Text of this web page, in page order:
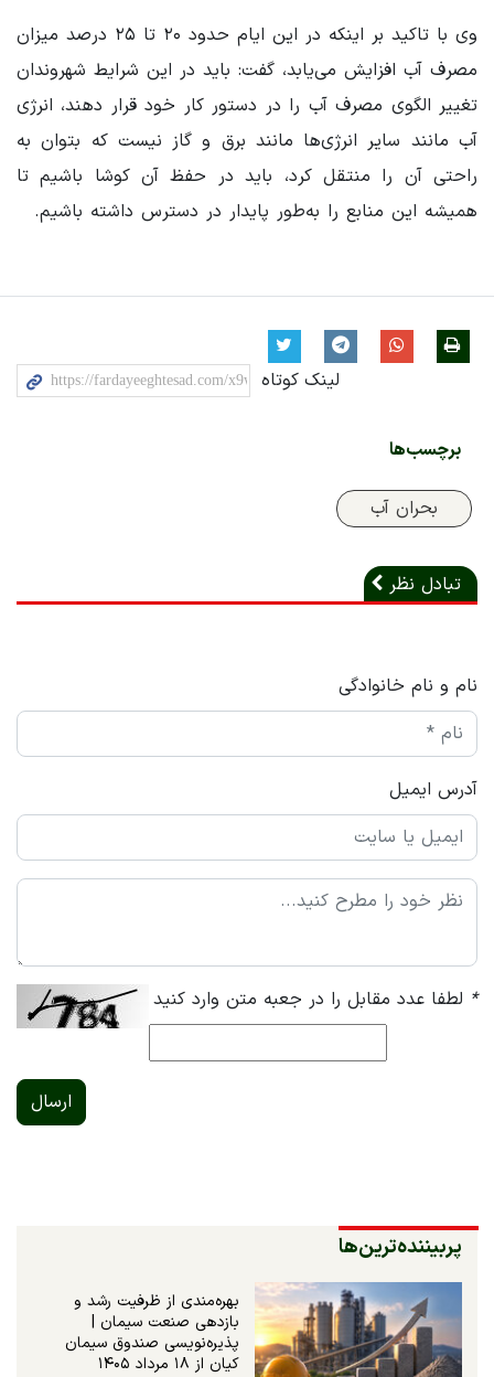
وی با تاکید بر اینکه در این ایام حدود ۲۰ تا ۲۵ درصد میزان
مصرف آب افزایش می‌یابد، گفت: باید در این شرایط شهروندان
تغییر الگوی مصرف آب را در دستور کار خود قرار دهند، انرژی
آب مانند سایر انرژی‌ها مانند برق و گاز نیست که بتوان به
راحتی آن را منتقل کرد، باید در حفظ آن کوشا باشیم تا
همیشه این منابع را به‌طور پایدار در دسترس داشته باشیم.
لینک کوتاه
برچسب‌ها
بحران آب
تبادل نظر
نام و نام خانوادگی
آدرس ایمیل
* لطفا عدد مقابل را در جعبه متن وارد کنید
ارسال
پربیننده‌ترین‌ها
بهره‌مندی از ظرفیت رشد و
بازدهی صنعت سیمان |
پذیره‌نویسی صندوق سیمان
کیان از ۱۸ مرداد ۱۴۰۵